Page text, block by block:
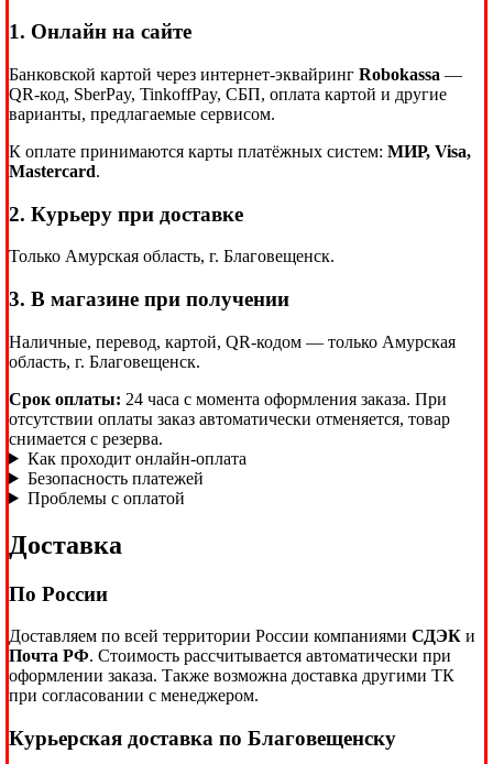
1. Онлайн на сайте
Банковской картой через интернет-эквайринг Robokassa —
QR-код, SberPay, TinkoffPay, СБП, оплата картой и другие
варианты, предлагаемые сервисом.
К оплате принимаются карты платёжных систем: МИР, Visa,
Mastercard.
2. Курьеру при доставке
Только Амурская область, г. Благовещенск.
3. В магазине при получении
Наличные, перевод, картой, QR-кодом — только Амурская
область, г. Благовещенск.
Срок оплаты: 24 часа с момента оформления заказа. При
отсутствии оплаты заказ автоматически отменяется, товар
снимается с резерва.
Как проходит онлайн-оплата
Безопасность платежей
Проблемы с оплатой
Доставка
По России
Доставляем по всей территории России компаниями СДЭК и
Почта РФ. Стоимость рассчитывается автоматически при
оформлении заказа. Также возможна доставка другими ТК
при согласовании с менеджером.
Курьерская доставка по Благовещенску